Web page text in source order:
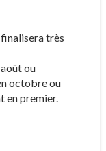
très
ou
octobre ou
en premier.